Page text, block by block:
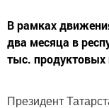
В рамках
два месяца в
тыс. продуктовых
Президент